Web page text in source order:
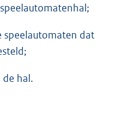
speelautomaten dat
hal.